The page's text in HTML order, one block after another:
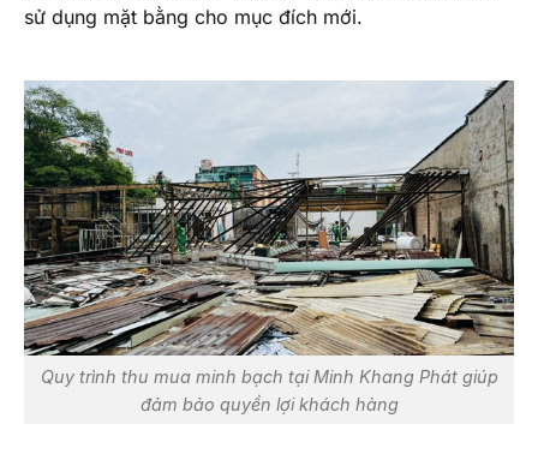
sử dụng mặt bằng cho mục đích mới.
Quy trình thu mua minh bạch tại Minh Khang Phát giúp
đảm bảo quyền lợi khách hàng